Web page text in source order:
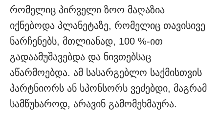
რომელიც პირველი ზოო მაღაზია
იქნებოდა პლანეტაზე, რომელიც თავისივე
ნარჩენებს, მთლიანად, 100 %-ით
გადაამუშავებდა და ნივთებსაც
აწარმოებდა. ამ სასარგებლო საქმისთვის
პარტნიორს ან სპონსორს ვეძებდი, მაგრამ
სამწუხაროდ, არავინ გამომეხმაურა.